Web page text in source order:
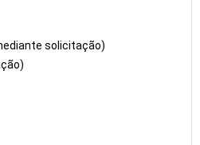
solicitação)